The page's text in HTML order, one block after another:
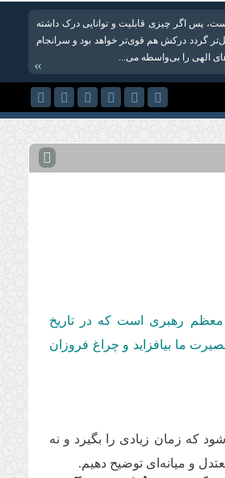
پس اگر چیزی قابلیت و توانایی درک داشته
گردد درکش هم قوی‌تر خواهد بود و سرانجام
الهی را بی‌واسطه می‌...
»
معظم رهبری است كه در تاریخ
رهنمودها بر بصیرت ما بیافزاید و چراغ فروزان
که زمان زیادی را بگیرد و نه
و میانه‌ای توضیح دهیم.